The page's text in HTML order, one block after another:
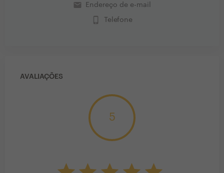
email Endereço de e-mail
phone_iphone Telefone
AVALIAÇÕES
5